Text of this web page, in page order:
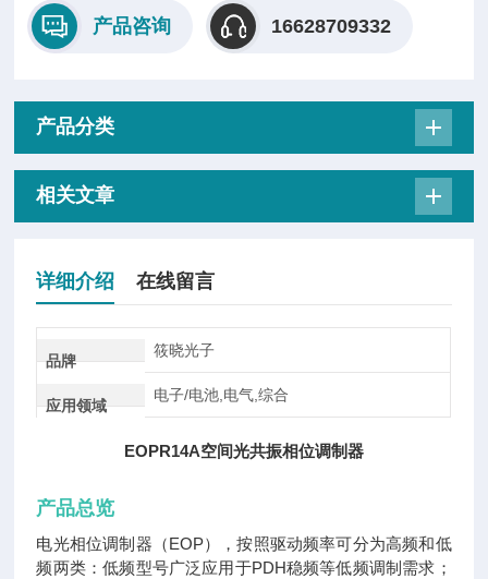
产品咨询 16628709332
产品分类
相关文章
详细介绍 在线留言
品牌
筱晓光子
应用领域
电子/电池,电气,综合
EOPR14A空间光共振相位调制器
产品总览
电光相位调制器（EOP），按照驱动频率可分为高频和低
频两类：低频型号广泛应用于PDH稳频等低频调制需求；